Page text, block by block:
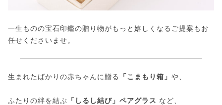
一生ものの宝石印鑑の贈り物がもっと嬉しくなるご提案もお
任せくださいませ。
生まれたばかりの赤ちゃんに贈る 「こまもり箱」 や、
ふたりの絆を結ぶ 「しるし結び」ペアグラス など、